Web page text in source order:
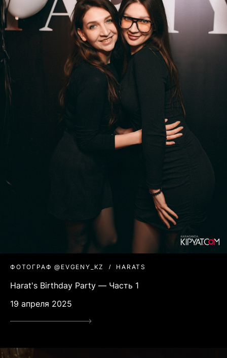
ФОТОГРАФ @EVGENY_KZ HARATS
Harat's Birthday Party — Часть 1
19 апреля 2025